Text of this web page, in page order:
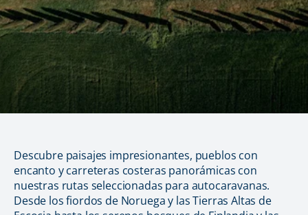
Descubre paisajes impresionantes, pueblos con
encanto y carreteras costeras panorámicas con
nuestras rutas seleccionadas para autocaravanas.
Desde los fiordos de Noruega y las Tierras Altas de